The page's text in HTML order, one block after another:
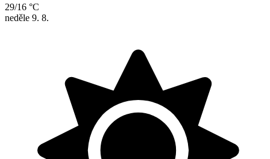
29/16 °C
neděle 9. 8.